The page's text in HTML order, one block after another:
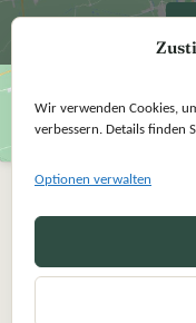
Wir verwenden Cookies,
verbessern. Details finden
Optionen verwalten